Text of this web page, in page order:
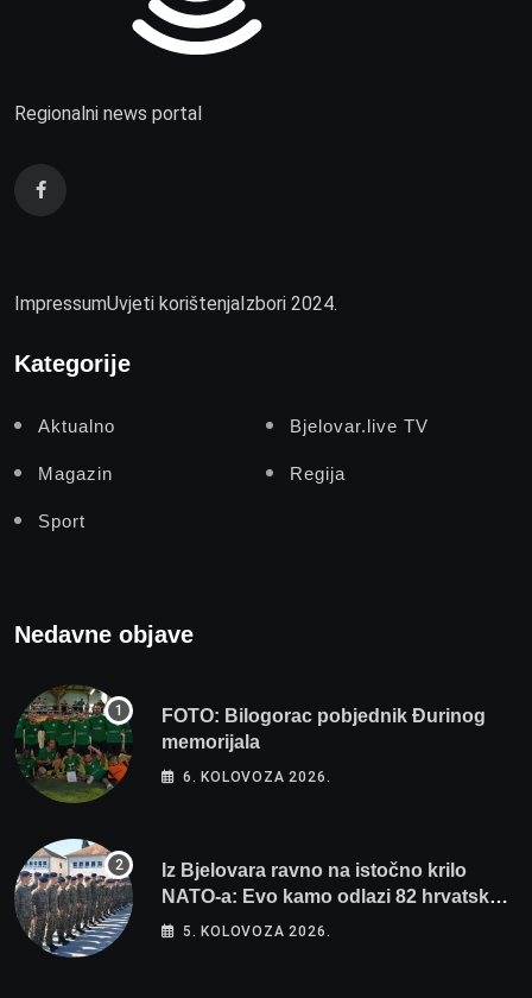
Regionalni news portal
ImpressumUvjeti korištenjaIzbori 2024.
Kategorije
Aktualno Bjelovar.live TV
Magazin Regija
Sport
Nedavne objave
FOTO: Bilogorac pobjednik Đurinog
memorijala
6. KOLOVOZA 2026.
Iz Bjelovara ravno na istočno krilo
NATO-a: Evo kamo odlazi 82 hrvatska
vojnika i 6 vojnikinja
5. KOLOVOZA 2026.